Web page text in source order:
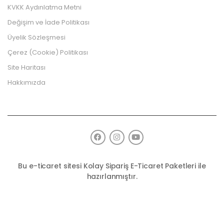
KVKK Aydınlatma Metni
Değişim ve İade Politikası
Üyelik Sözleşmesi
Çerez (Cookie) Politikası
Site Haritası
Hakkımızda
Bu e-ticaret sitesi Kolay Sipariş E-Ticaret Paketleri ile
hazırlanmıştır.